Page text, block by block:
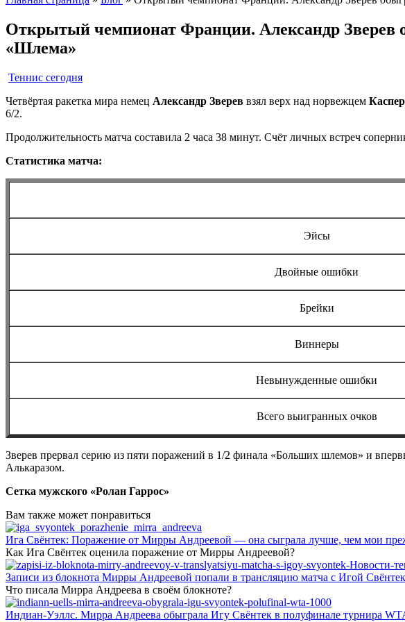
Открытый чемпионат Франции. Александр Зверев
«Шлема»
Теннис сегодня
Четвёртая ракетка мира немец Александр Зверев взял верх над норвежцем
6/2.
Продолжительность матча составила 2 часа 38 минут. Счёт личных встреч
Статистика матча:
Эйсы
Двойные ошибки
Брейки
Виннеры
Невынужденные ошибки
Всего выигранных очков
Зверев прервал серию из пяти поражений в 1/2 финала «Больших шлемов» и
Алькаразом.
Сетка мужского «Ролан Гаррос»
Вам также может понравиться
Ига Свёнтек: Поражение от Мирры Андреевой — она сыграла лучше, чем мои
Как Ига Свёнтек оценила поражение от Мирры Андреевой?
Записи из блокнота Мирры Андреевой попали в трансляцию матча с Игой
Что писала Мирра Андреева в своём блокноте?
Индиан-Уэллс. Мирра Андреева обыграла Игу Свёнтек в полуфинале турнира